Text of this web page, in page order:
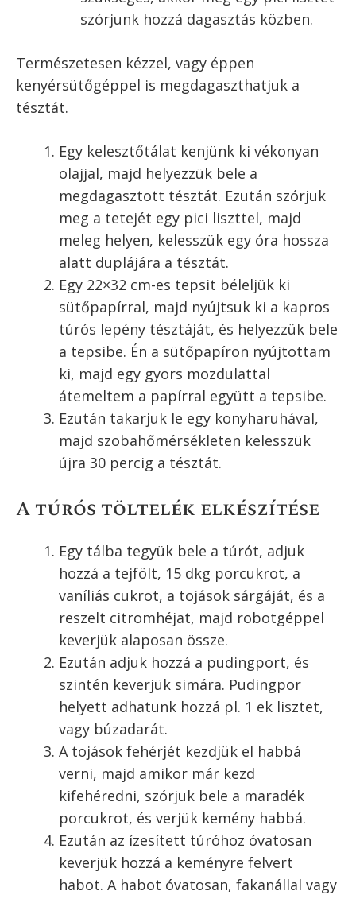
A tészta elkészítése
A tejet langyosítsuk meg, majd
keverjük hozzá a fele cukrot, és
morzsoljuk bele az élesztőt. Ezután
futtassuk fel.
A vajat olvasszuk fel, majd hűtsük
vissza, és keverjük simára a maradék
cukorral és az egész tojással.
A robotgép keverőtáljába tegyük
bele a vajas-cukros-tojásos
keveréket, majd öntsük hozzá a
felfuttatott élesztőt.
Ezután szitáljuk rá a csipet sóval
összekevert lisztet, majd indítsuk el a
dagasztó programot, és pár perc
alatt dagasszuk meg a tésztát. Ha
szükséges, akkor még egy pici lisztet
szórjunk hozzá dagasztás közben.
Természetesen kézzel, vagy éppen
kenyérsütőgéppel is megdagaszthatjuk a
tésztát.
Egy kelesztőtálat kenjünk ki vékonyan
olajjal, majd helyezzük bele a
megdagasztott tésztát. Ezután szórjuk
meg a tetejét egy pici liszttel, majd
meleg helyen, kelesszük egy óra hossza
alatt duplájára a tésztát.
Egy 22×32 cm-es tepsit béleljük ki
sütőpapírral, majd nyújtsuk ki a kapros
túrós lepény tésztáját, és helyezzük bele
a tepsibe. Én a sütőpapíron nyújtottam
ki, majd egy gyors mozdulattal
átemeltem a papírral együtt a tepsibe.
Ezután takarjuk le egy konyharuhával,
majd szobahőmérsékleten kelesszük
újra 30 percig a tésztát.